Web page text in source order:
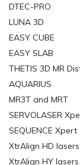
DTEC-PRO
LUNA 3D
EASY CUBE
EASY SLAB
THETIS 3D MR
AQUARIUS
MR3T and MRT
SERVOLASER
SEQUENCE Xpert
XtrAlign HD lasers
XtrAlign HY lasers